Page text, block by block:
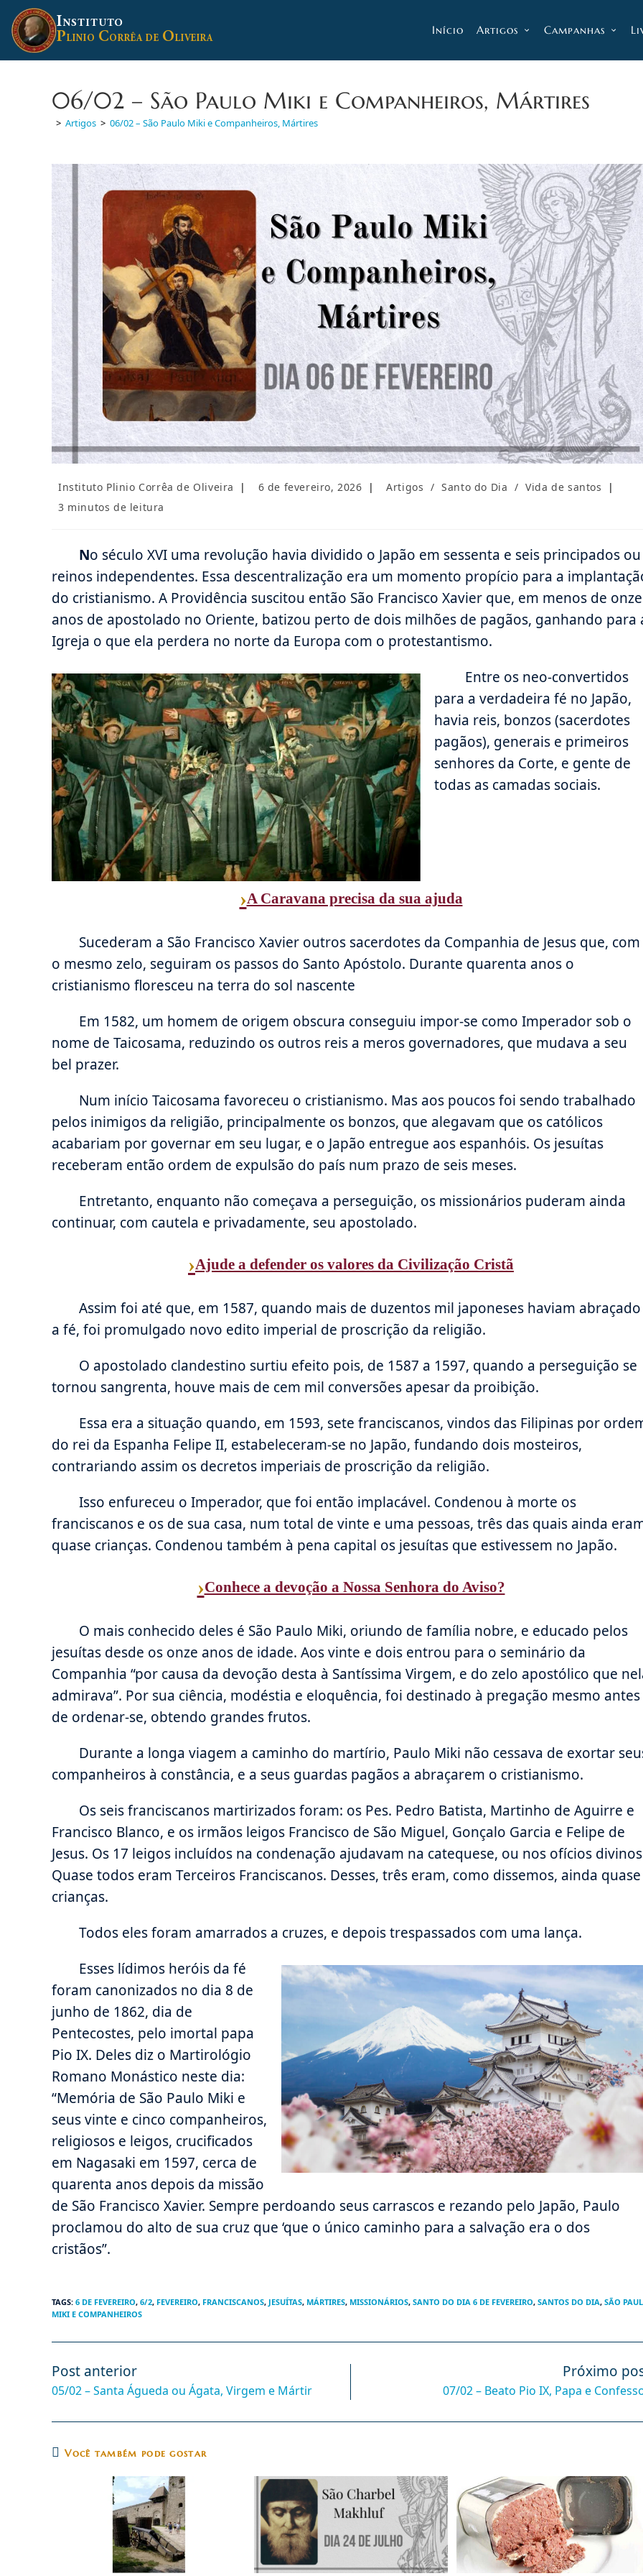
para
conteúdo
INSTITUTO
PLINIO CORRÊA DE OLIVEIRA
Início Artigos Campanhas
06/02 – São Paulo Miki e Companheiros, Mártires
> Artigos > 06/02 – São Paulo Miki e Companheiros, Mártires
Autor
post:
Instituto Plinio Corrêa de Oliveira
Post
6 de fevereiro, 2026
Categoria
Artigos / Santo do Dia / Vida de santos
Tempo
3 minutos de leitura
No século XVI uma revolução havia dividido o Japão em sessenta e seis principados ou
reinos independentes. Essa descentralização era um momento propício para a
do cristianismo. A Providência suscitou então São Francisco Xavier que, em menos de onze
anos de apostolado no Oriente, batizou perto de dois milhões de pagãos, ganhando para
Igreja o que ela perdera no norte da Europa com o protestantismo.
Entre os neo-convertidos
para a verdadeira fé no Japão,
havia reis, bonzos (sacerdotes
pagãos), generais e primeiros
senhores da Corte, e gente de
todas as camadas sociais.
›A Caravana precisa da sua ajuda
Sucederam a São Francisco Xavier outros sacerdotes da Companhia de Jesus que, com
o mesmo zelo, seguiram os passos do Santo Apóstolo. Durante quarenta anos o
cristianismo floresceu na terra do sol nascente
Em 1582, um homem de origem obscura conseguiu impor-se como Imperador sob o
nome de Taicosama, reduzindo os outros reis a meros governadores, que mudava a seu
bel prazer.
Num início Taicosama favoreceu o cristianismo. Mas aos poucos foi sendo trabalhado
pelos inimigos da religião, principalmente os bonzos, que alegavam que os católicos
acabariam por governar em seu lugar, e o Japão entregue aos espanhóis. Os jesuítas
receberam então ordem de expulsão do país num prazo de seis meses.
Entretanto, enquanto não começava a perseguição, os missionários puderam ainda
continuar, com cautela e privadamente, seu apostolado.
›Ajude a defender os valores da Civilização Cristã
Assim foi até que, em 1587, quando mais de duzentos mil japoneses haviam abraçado
a fé, foi promulgado novo edito imperial de proscrição da religião.
O apostolado clandestino surtiu efeito pois, de 1587 a 1597, quando a perseguição se
tornou sangrenta, houve mais de cem mil conversões apesar da proibição.
Essa era a situação quando, em 1593, sete franciscanos, vindos das Filipinas por
do rei da Espanha Felipe II, estabeleceram-se no Japão, fundando dois mosteiros,
contrariando assim os decretos imperiais de proscrição da religião.
Isso enfureceu o Imperador, que foi então implacável. Condenou à morte os
franciscanos e os de sua casa, num total de vinte e uma pessoas, três das quais ainda
quase crianças. Condenou também à pena capital os jesuítas que estivessem no Japão.
›Conhece a devoção a Nossa Senhora do Aviso?
O mais conhecido deles é São Paulo Miki, oriundo de família nobre, e educado pelos
jesuítas desde os onze anos de idade. Aos vinte e dois entrou para o seminário da
Companhia “por causa da devoção desta à Santíssima Virgem, e do zelo apostólico que
admirava”. Por sua ciência, modéstia e eloquência, foi destinado à pregação mesmo antes
de ordenar-se, obtendo grandes frutos.
Durante a longa viagem a caminho do martírio, Paulo Miki não cessava de exortar
companheiros à constância, e a seus guardas pagãos a abraçarem o cristianismo.
Os seis franciscanos martirizados foram: os Pes. Pedro Batista, Martinho de Aguirre e
Francisco Blanco, e os irmãos leigos Francisco de São Miguel, Gonçalo Garcia e Felipe de
Jesus. Os 17 leigos incluídos na condenação ajudavam na catequese, ou nos ofícios
Quase todos eram Terceiros Franciscanos. Desses, três eram, como dissemos, ainda quase
crianças.
Todos eles foram amarrados a cruzes, e depois trespassados com uma lança.
Esses lídimos heróis da fé
foram canonizados no dia 8 de
junho de 1862, dia de
Pentecostes, pelo imortal papa
Pio IX. Deles diz o Martirológio
Romano Monástico neste dia:
“Memória de São Paulo Miki e
seus vinte e cinco companheiros,
religiosos e leigos, crucificados
em Nagasaki em 1597, cerca de
quarenta anos depois da missão
de São Francisco Xavier. Sempre perdoando seus carrascos e rezando pelo Japão, Paulo
proclamou do alto de sua cruz que ‘que o único caminho para a salvação era o dos
cristãos”.
TAGS: 6 DE FEVEREIRO, 6/2, FEVEREIRO, FRANCISCANOS, JESUÍTAS, MÁRTIRES, MISSIONÁRIOS, SANTO DO DIA 6 DE FEVEREIRO, SANTOS DO DIA, SÃO
MIKI E COMPANHEIROS
Leia
mais
artigos
Post anterior
05/02 – Santa Águeda ou Ágata, Virgem e Mártir
Próximo
07/02 – Beato Pio IX, Papa e
Você também pode gostar